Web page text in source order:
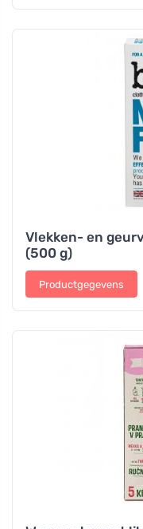
Vlekken- en
(500 g)
Productgegevens